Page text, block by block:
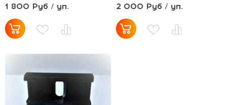
1 800 Руб / уп. 2 000 Руб / уп.